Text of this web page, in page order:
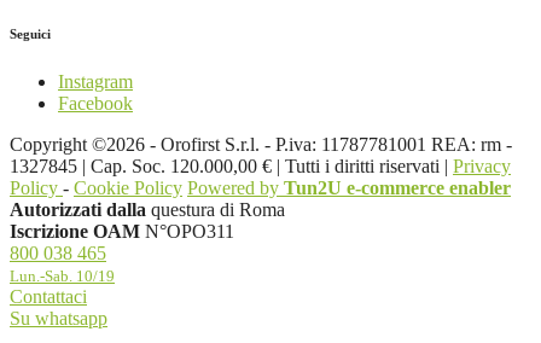
Seguici
Instagram
Facebook
Copyright ©2026 - Orofirst S.r.l. - P.iva: 11787781001 REA: rm -
1327845 | Cap. Soc. 120.000,00 € | Tutti i diritti riservati | Privacy
Policy - Cookie Policy Powered by Tun2U e-commerce enabler
Autorizzati dalla questura di Roma
Iscrizione OAM N°OPO311
800 038 465
Lun.-Sab. 10/19
Contattaci
Su whatsapp